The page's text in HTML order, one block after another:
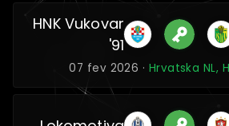
HNK Vukovar
'91
07 fev 2026 · Hrvatska NL,